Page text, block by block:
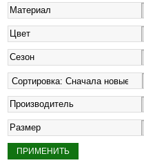
Материал
Цвет
Сезон
Производитель
Размер